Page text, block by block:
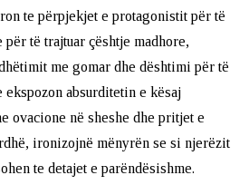
te përpjekjet e protagonistit për të
të trajtuar çështje madhore,
me gomar dhe dështimi për të
absurditetin e kësaj
ovacione në sheshe dhe pritjet e
ironizojnë mënyrën se si njerëzit
te detajet e parëndësishme.